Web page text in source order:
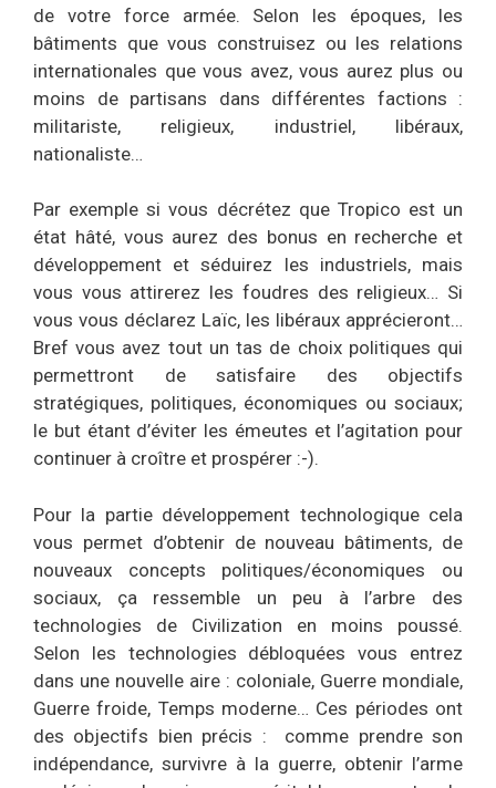
de votre force armée. Selon les époques, les
bâtiments que vous construisez ou les relations
internationales que vous avez, vous aurez plus ou
moins de partisans dans différentes factions :
militariste, religieux, industriel, libéraux,
nationaliste…
Par exemple si vous décrétez que Tropico est un
état hâté, vous aurez des bonus en recherche et
développement et séduirez les industriels, mais
vous vous attirerez les foudres des religieux… Si
vous vous déclarez Laïc, les libéraux apprécieront…
Bref vous avez tout un tas de choix politiques qui
permettront de satisfaire des objectifs
stratégiques, politiques, économiques ou sociaux;
le but étant d’éviter les émeutes et l’agitation pour
continuer à croître et prospérer :-).
Pour la partie développement technologique cela
vous permet d’obtenir de nouveau bâtiments, de
nouveaux concepts politiques/économiques ou
sociaux, ça ressemble un peu à l’arbre des
technologies de Civilization en moins poussé.
Selon les technologies débloquées vous entrez
dans une nouvelle aire : coloniale, Guerre mondiale,
Guerre froide, Temps moderne… Ces périodes ont
des objectifs bien précis : comme prendre son
indépendance, survivre à la guerre, obtenir l’arme